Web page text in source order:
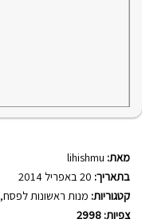
מאת: lihishmu
בתאריך:
קטגוריות: מנות ראשונות לפסח,
צפיות: 2998